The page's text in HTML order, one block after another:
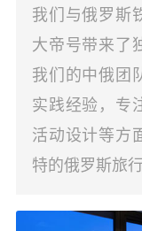
我们与俄罗斯
大帝号带来了
我们的中俄团
实践经验，专
活动设计等方
特的俄罗斯旅行